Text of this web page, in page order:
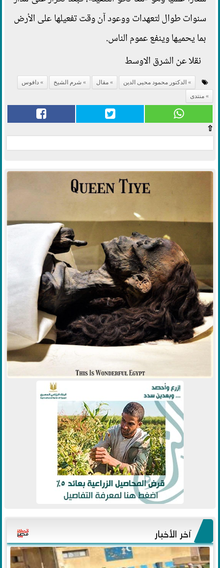
سنوات طوال لتعهدات ووعود آن وقت تفعيلها على الأرض
بما يحميها وينفع عموم الناس.
نقلا عن الشرق الاوسط
الدكتور محمود محيى الدين مقال شرم الشيخ
دافوس
منتدى
⇧
آخر الأخبار